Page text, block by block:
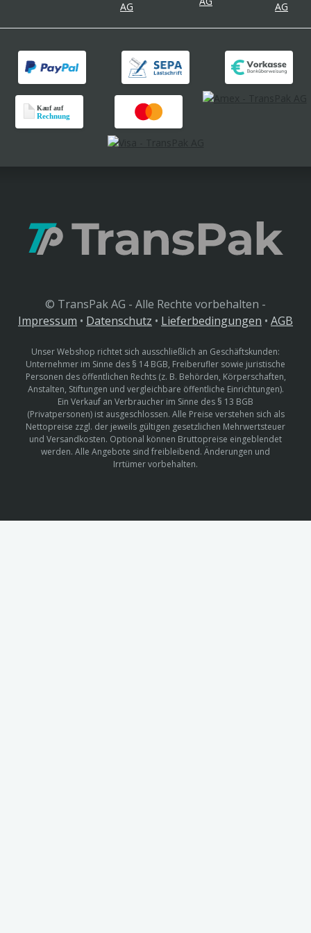
© TransPak AG - Alle Rechte vorbehalten -
Impressum • Datenschutz • Lieferbedingungen • AGB
Unser Webshop richtet sich ausschließlich an Geschäftskunden:
Unternehmer im Sinne des § 14 BGB, Freiberufler sowie juristische
Personen des öffentlichen Rechts (z. B. Behörden, Körperschaften,
Anstalten, Stiftungen und vergleichbare öffentliche Einrichtungen).
Ein Verkauf an Verbraucher im Sinne des § 13 BGB
(Privatpersonen) ist ausgeschlossen. Alle Preise verstehen sich als
Nettopreise zzgl. der jeweils gültigen gesetzlichen Mehrwertsteuer
und Versandkosten. Optional können Bruttopreise eingeblendet
werden. Alle Angebote sind freibleibend. Änderungen und
Irrtümer vorbehalten.